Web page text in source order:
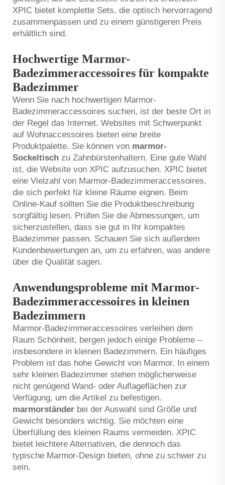
XPIC bietet komplette Sets, die optisch hervorragend
zusammenpassen und zu einem günstigeren Preis
erhältlich sind.
Hochwertige Marmor-
Badezimmeraccessoires für kompakte
Badezimmer
Wenn Sie nach hochwertigen Marmor-
Badezimmeraccessoires suchen, ist der beste Ort in
der Regel das Internet. Websites mit Schwerpunkt
auf Wohnaccessoires bieten eine breite
Produktpalette. Sie können von marmor-
Sockeltisch zu Zahnbürstenhaltern. Eine gute Wahl
ist, die Website von XPIC aufzusuchen. XPIC bietet
eine Vielzahl von Marmor-Badezimmeraccessoires,
die sich perfekt für kleine Räume eignen. Beim
Online-Kauf sollten Sie die Produktbeschreibung
sorgfältig lesen. Prüfen Sie die Abmessungen, um
sicherzustellen, dass sie gut in Ihr kompaktes
Badezimmer passen. Schauen Sie sich außerdem
Kundenbewertungen an, um zu erfahren, was andere
über die Qualität sagen.
Anwendungsprobleme mit Marmor-
Badezimmeraccessoires in kleinen
Badezimmern
Marmor-Badezimmeraccessoires verleihen dem
Raum Schönheit, bergen jedoch einige Probleme –
insbesondere in kleinen Badezimmern. Ein häufiges
Problem ist das hohe Gewicht von Marmor. In einem
sehr kleinen Badezimmer stehen möglicherweise
nicht genügend Wand- oder Auflageflächen zur
Verfügung, um die Artikel zu befestigen.
marmorständer bei der Auswahl sind Größe und
Gewicht besonders wichtig. Sie möchten eine
Überfüllung des kleinen Raums vermeiden. XPIC
bietet leichtere Alternativen, die dennoch das
typische Marmor-Design bieten, ohne zu schwer zu
sein.